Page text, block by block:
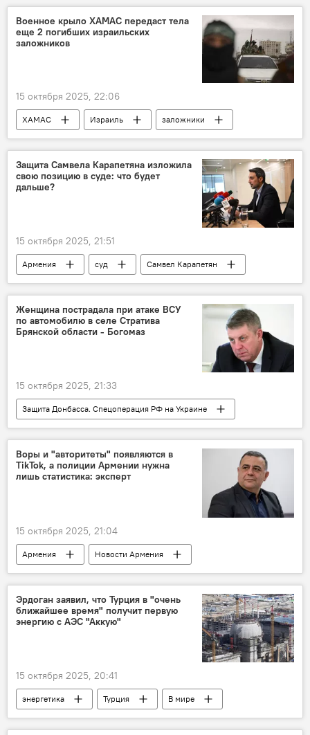
Военное крыло ХАМАС передаст тела
еще 2 погибших израильских
заложников
15 октября 2025, 22:06
ХАМАС Израиль
заложники
В мире
Защита Самвела Карапетяна изложила
свою позицию в суде: что будет
дальше?
15 октября 2025, 21:51
Армения суд
Самвел Карапетян
Политика
Новости Армения
Женщина пострадала при атаке ВСУ
по автомобилю в селе Стратива
Брянской области - Богомаз
15 октября 2025, 21:33
Защита Донбасса. Спецоперация РФ на Украине
Россия
беспилотник
удар
Брянск
Воры и "авторитеты" появляются в
TikTok, а полиции Армении нужна
лишь статистика: эксперт
15 октября 2025, 21:04
Армения
Новости Армения
криминал
полиция
Эрдоган заявил, что Турция в "очень
ближайшее время" получит первую
энергию с АЭС "Аккую"
15 октября 2025, 20:41
энергетика Турция
В мире
Реджеп Эрдоган